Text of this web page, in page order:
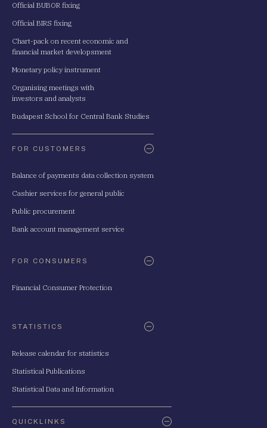
Official BUBOR fixing
Official BIRS fixing
Chart-pack on recent economic and
financial market developsment
Monetary policy instrument
Organising meetings with
investors and analysts
Budapest School for Central Bank Studies
FOR CUSTOMERS
Balance of payments data collection system
Cashier services for general public
Public procurement
Bank account management service
FOR CONSUMERS
Financial Consumer Protection
STATISTICS
Release calendar for statistics
Statistical Publications
Statistical Data and Information
QUICKLINKS